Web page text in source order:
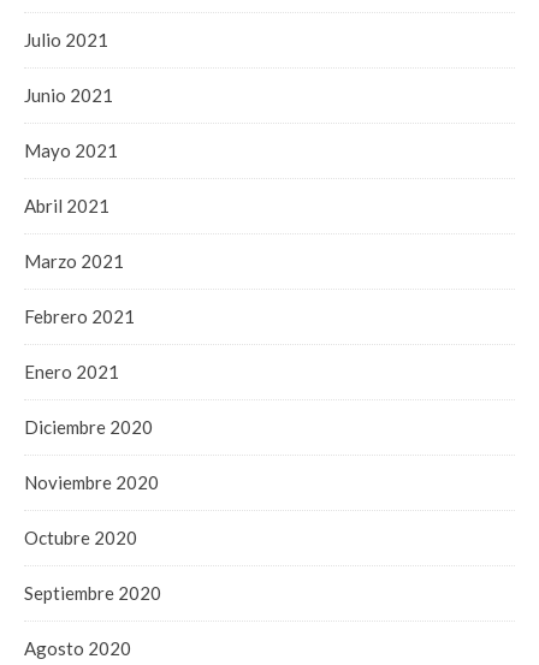
Julio 2021
Junio 2021
Mayo 2021
Abril 2021
Marzo 2021
Febrero 2021
Enero 2021
Diciembre 2020
Noviembre 2020
Octubre 2020
Septiembre 2020
Agosto 2020